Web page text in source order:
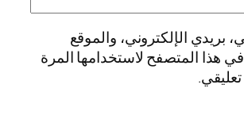
الإلكتروني، والموقع
في هذا المتصفح لاستخدامها المرة